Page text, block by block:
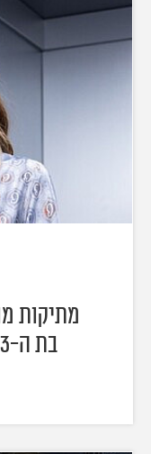
מתיקות
בת ה-3 ממיסות לנו את הלב